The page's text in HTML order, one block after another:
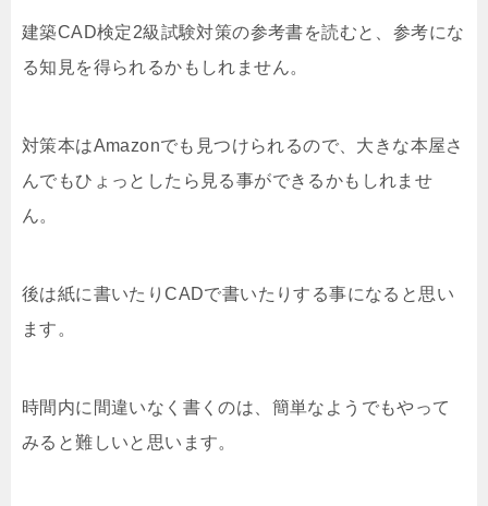
建築CAD検定2級試験対策の参考書を読むと、参考にな
る知見を得られるかもしれません。
対策本はAmazonでも見つけられるので、大きな本屋さ
んでもひょっとしたら見る事ができるかもしれませ
ん。
後は紙に書いたりCADで書いたりする事になると思い
ます。
時間内に間違いなく書くのは、簡単なようでもやって
みると難しいと思います。